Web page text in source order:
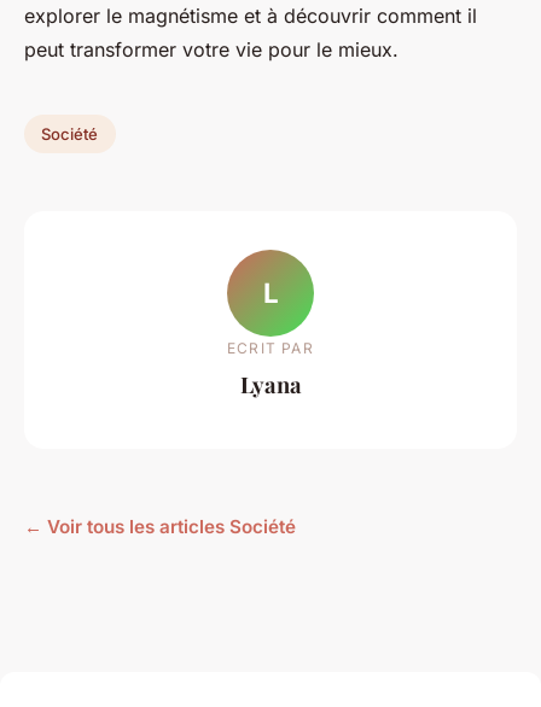
explorer le magnétisme et à découvrir comment il
peut transformer votre vie pour le mieux.
Société
L
ECRIT PAR
Lyana
← Voir tous les articles Société